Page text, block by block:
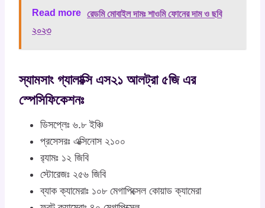
Read more রেডমি মোবাইল দামঃ শাওমি ফোনের দাম ও ছবি
২০২৩
স্যামসাং গ্যালাক্সি এস২১ আলট্রা ৫জি এর
স্পেসিফিকেশনঃ
ডিসপ্লেঃ ৬.৮ ইঞ্চি
প্রসেসরঃ এক্সিনোস ২১০০
র‍্যামঃ ১২ জিবি
স্টোরেজঃ ২৫৬ জিবি
ব্যাক ক্যামেরাঃ ১০৮ মেগাপিক্সেল কোয়াড ক্যামেরা